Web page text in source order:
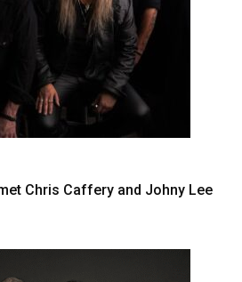
Chris Caffery and Johny Lee